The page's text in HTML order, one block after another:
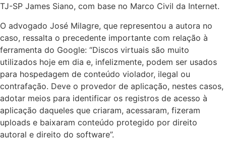
TJ-SP James Siano, com base no Marco Civil da Internet.
O advogado José Milagre, que representou a autora no
caso, ressalta o precedente importante com relação à
ferramenta do Google: “Discos virtuais são muito
utilizados hoje em dia e, infelizmente, podem ser usados
para hospedagem de conteúdo violador, ilegal ou
contrafação. Deve o provedor de aplicação, nestes casos,
adotar meios para identificar os registros de acesso à
aplicação daqueles que criaram, acessaram, fizeram
uploads e baixaram conteúdo protegido por direito
autoral e direito do software”.